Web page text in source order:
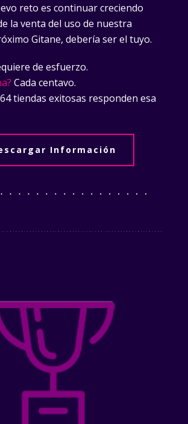
reto es continuar creciendo
la venta del uso de nuestra
Gitane, debería ser el tuyo.
de esfuerzo.
Cada centavo.
64 tiendas exitosas responden esa
Información